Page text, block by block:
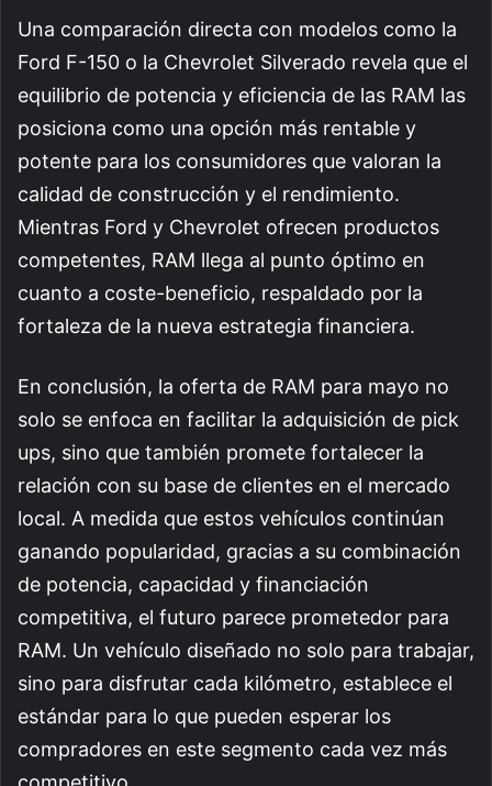
Una comparación directa con modelos como la
Ford F-150 o la Chevrolet Silverado revela que el
equilibrio de potencia y eficiencia de las RAM las
posiciona como una opción más rentable y
potente para los consumidores que valoran la
calidad de construcción y el rendimiento.
Mientras Ford y Chevrolet ofrecen productos
competentes, RAM llega al punto óptimo en
cuanto a coste-beneficio, respaldado por la
fortaleza de la nueva estrategia financiera.
En conclusión, la oferta de RAM para mayo no
solo se enfoca en facilitar la adquisición de pick
ups, sino que también promete fortalecer la
relación con su base de clientes en el mercado
local. A medida que estos vehículos continúan
ganando popularidad, gracias a su combinación
de potencia, capacidad y financiación
competitiva, el futuro parece prometedor para
RAM. Un vehículo diseñado no solo para trabajar,
sino para disfrutar cada kilómetro, establece el
estándar para lo que pueden esperar los
compradores en este segmento cada vez más